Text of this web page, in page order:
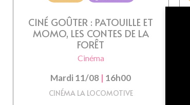
CINÉ GOÛTER : PATOUILLE ET
MOMO, LES CONTES DE LA
FORÊT
Cinéma
Mardi 11/08 | 16h00
CINÉMA LA LOCOMOTIVE